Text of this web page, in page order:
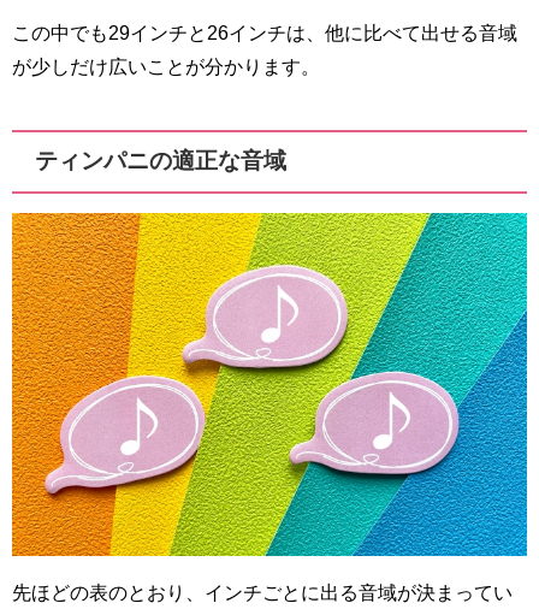
この中でも29インチと26インチは、他に比べて出せる音域
が少しだけ広いことが分かります。
ティンパニの適正な音域
先ほどの表のとおり、インチごとに出る音域が決まってい